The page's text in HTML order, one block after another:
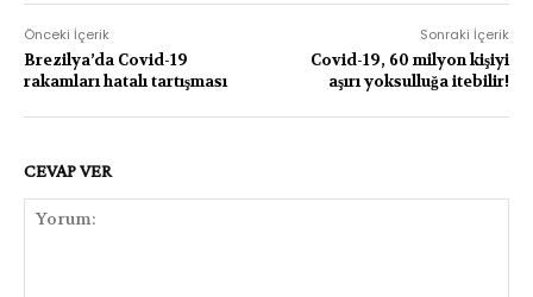
Önceki İçerik
Brezilya’da Covid-19
rakamları hatalı tartışması
Sonraki İçerik
Covid-19, 60 milyon kişiyi
aşırı yoksulluğa itebilir!
CEVAP VER